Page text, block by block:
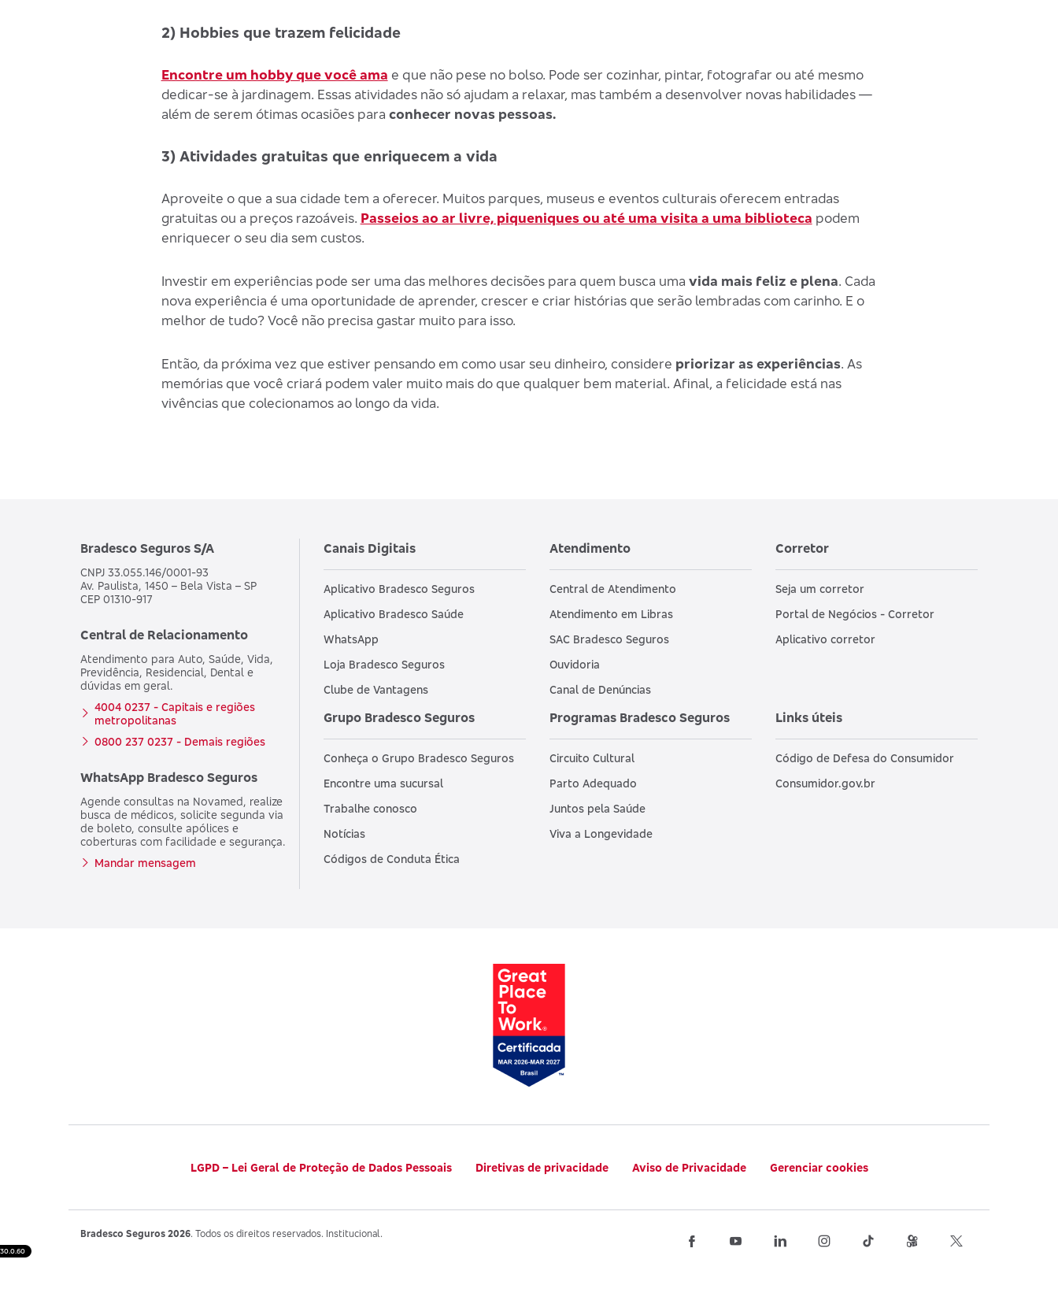
2) Hobbies que trazem felicidade
Encontre um hobby que você ama e que não pese no bolso. Pode ser cozinhar, pintar, fotografar ou até mesmo
dedicar-se à jardinagem. Essas atividades não só ajudam a relaxar, mas também a desenvolver novas habilidades —
além de serem ótimas ocasiões para conhecer novas pessoas.
3) Atividades gratuitas que enriquecem a vida
Aproveite o que a sua cidade tem a oferecer. Muitos parques, museus e eventos culturais oferecem entradas
gratuitas ou a preços razoáveis. Passeios ao ar livre, piqueniques ou até uma visita a uma biblioteca podem
enriquecer o seu dia sem custos.
Investir em experiências pode ser uma das melhores decisões para quem busca uma vida mais feliz e plena. Cada
nova experiência é uma oportunidade de aprender, crescer e criar histórias que serão lembradas com carinho. E o
melhor de tudo? Você não precisa gastar muito para isso.
Então, da próxima vez que estiver pensando em como usar seu dinheiro, considere priorizar as experiências. As
memórias que você criará podem valer muito mais do que qualquer bem material. Afinal, a felicidade está nas
vivências que colecionamos ao longo da vida.
30.0.60
Bradesco Seguros S/A
CNPJ 33.055.146/0001-93
Av. Paulista, 1450 – Bela Vista – SP
CEP 01310-917
Central de Relacionamento
Atendimento para Auto, Saúde, Vida,
Previdência, Residencial, Dental e
dúvidas em geral.
4004 0237 - Capitais e regiões
metropolitanas
0800 237 0237 - Demais regiões
WhatsApp Bradesco Seguros
Agende consultas na Novamed, realize
busca de médicos, solicite segunda via
de boleto, consulte apólices e
coberturas com facilidade e segurança.
Mandar mensagem
Canais Digitais
Aplicativo Bradesco Seguros
Aplicativo Bradesco Saúde
WhatsApp
Loja Bradesco Seguros
Clube de Vantagens
Atendimento
Central de Atendimento
Atendimento em Libras
SAC Bradesco Seguros
Ouvidoria
Canal de Denúncias
Corretor
Seja um corretor
Portal de Negócios - Corretor
Aplicativo corretor
Grupo Bradesco Seguros
Conheça o Grupo Bradesco Seguros
Encontre uma sucursal
Trabalhe conosco
Notícias
Códigos de Conduta Ética
Programas Bradesco Seguros
Circuito Cultural
Parto Adequado
Juntos pela Saúde
Viva a Longevidade
Links úteis
Código de Defesa do Consumidor
Consumidor.gov.br
LGPD – Lei Geral de Proteção de Dados Pessoais Diretivas de privacidade Aviso de Privacidade Gerenciar cookies
Bradesco Seguros 2026. Todos os direitos reservados. Institucional.